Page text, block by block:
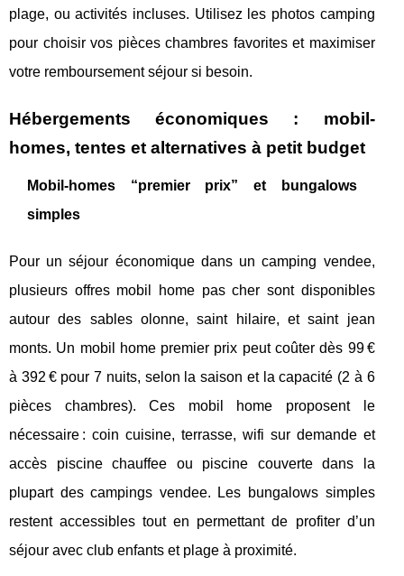
plage, ou activités incluses. Utilisez les photos camping
pour choisir vos pièces chambres favorites et maximiser
votre remboursement séjour si besoin.
Hébergements économiques : mobil-
homes, tentes et alternatives à petit budget
Mobil-homes “premier prix” et bungalows
simples
Pour un séjour économique dans un camping vendee,
plusieurs offres mobil home pas cher sont disponibles
autour des sables olonne, saint hilaire, et saint jean
monts. Un mobil home premier prix peut coûter dès 99 €
à 392 € pour 7 nuits, selon la saison et la capacité (2 à 6
pièces chambres). Ces mobil home proposent le
nécessaire : coin cuisine, terrasse, wifi sur demande et
accès piscine chauffee ou piscine couverte dans la
plupart des campings vendee. Les bungalows simples
restent accessibles tout en permettant de profiter d’un
séjour avec club enfants et plage à proximité.